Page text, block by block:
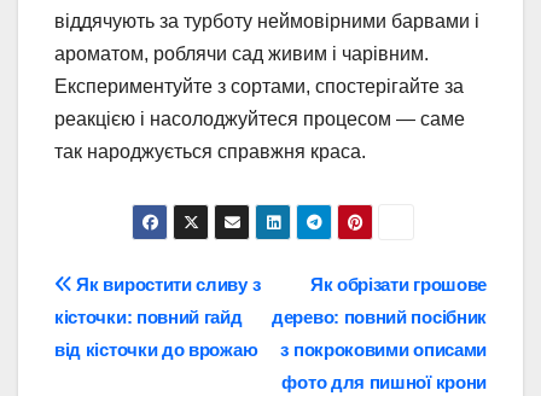
віддячують за турботу неймовірними барвами і
ароматом, роблячи сад живим і чарівним.
Експериментуйте з сортами, спостерігайте за
реакцією і насолоджуйтеся процесом — саме
так народжується справжня краса.
Навігація
записів
Як обрізати грошове
дерево: повний посібник
з покроковими описами
фото для пишної крони
Як виростити сливу з
кісточки: повний гайд
від кісточки до врожаю